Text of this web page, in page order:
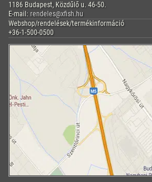
1186 Budapest, Közdűlő u. 46-50.
E-mail: rendeles@xfish.hu
Webshop/rendelések/termékinformáció
+36-1-500-0500